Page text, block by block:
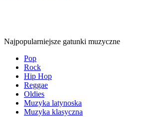
Najpopularniejsze gatunki muzyczne
Pop
Rock
Hip Hop
Reggae
Oldies
Muzyka latynoska
Muzyka klasyczna